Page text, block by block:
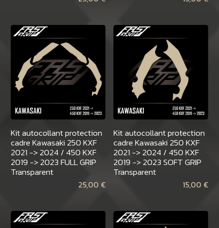
Kit autocollant protection
cadre Kawasaki 250 KXF
2021 -> 2024 / 450 KXF
2019 -> 2023 FULL GRIP
Transparent
25,00 €
Kit autocollant protection
cadre Kawasaki 250 KXF
2021 -> 2024 / 450 KXF
2019 -> 2023 SOFT GRIP
Transparent
15,00 €